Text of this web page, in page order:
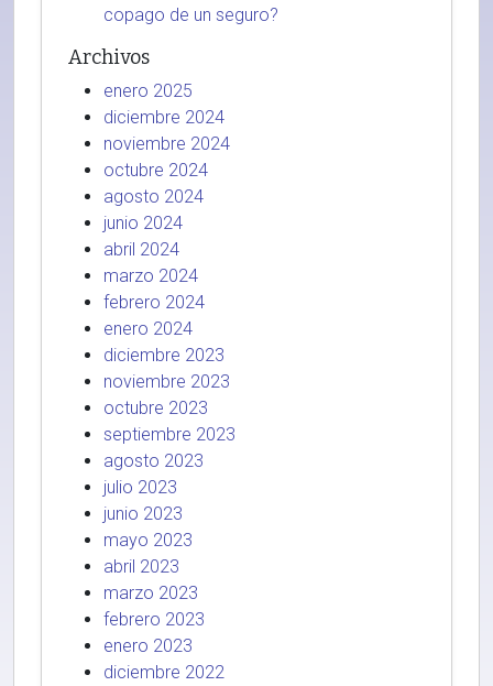
copago de un seguro?
Archivos
enero 2025
diciembre 2024
noviembre 2024
octubre 2024
agosto 2024
junio 2024
abril 2024
marzo 2024
febrero 2024
enero 2024
diciembre 2023
noviembre 2023
octubre 2023
septiembre 2023
agosto 2023
julio 2023
junio 2023
mayo 2023
abril 2023
marzo 2023
febrero 2023
enero 2023
diciembre 2022